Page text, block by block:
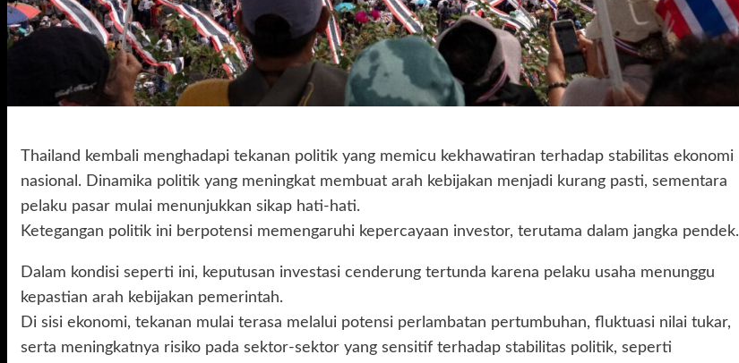
Thailand kembali menghadapi tekanan politik yang memicu kekhawatiran terhadap stabilitas ekonomi
nasional. Dinamika politik yang meningkat membuat arah kebijakan menjadi kurang pasti, sementara
pelaku pasar mulai menunjukkan sikap hati-hati.
Ketegangan politik ini berpotensi memengaruhi kepercayaan investor, terutama dalam jangka pendek.
Dalam kondisi seperti ini, keputusan investasi cenderung tertunda karena pelaku usaha menunggu
kepastian arah kebijakan pemerintah.
Di sisi ekonomi, tekanan mulai terasa melalui potensi perlambatan pertumbuhan, fluktuasi nilai tukar,
serta meningkatnya risiko pada sektor-sektor yang sensitif terhadap stabilitas politik, seperti